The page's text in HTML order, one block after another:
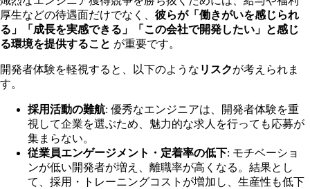
厚生などの待遇面だけでなく、 彼らが「働きがいを感じられ
る」「成長を実感できる」「この会社で開発したい」と感じ
る環境を提供すること が重要です。
開発者体験を軽視すると、以下のような リスクが考えられま
す。
採用活動の難航: 優秀なエンジニアは、開発者体験を重
視して企業を選ぶため、魅力的な求人を行っても応募が
集まらない。
従業員エンゲージメント・定着率の低下: モチベーショ
ンが低い開発者が増え、離職率が高くなる。結果とし
て、採用・トレーニングコストが増加し、生産性も低下